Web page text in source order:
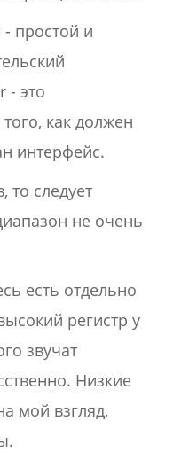
простой и
- это
как должен
интерфейс.
то следует
не очень
есть отдельно
регистр у
звучат
Низкие
мой взгляд,